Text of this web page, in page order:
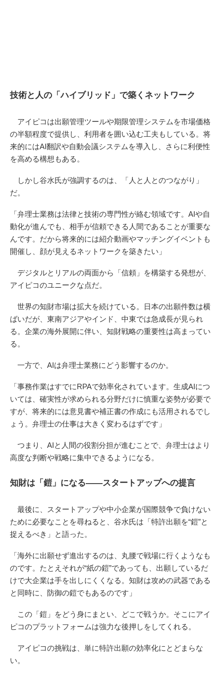
技術と人の「ハイブリッド」で築くネットワーク
アイピコは出願管理ツールや期限管理システムを市場価格
の半額程度で提供し、利用者を囲い込む工夫もしている。将
来的にはAI翻訳や自動会議システムを導入し、さらに利便性
を高める構想もある。
しかし谷水氏が強調するのは、「人と人とのつながり」
だ。
「弁理士業務は法律と技術の専門性が絡む領域です。AIや自
動化が進んでも、相手が信頼できる人間であることが重要な
んです。だから将来的には紹介動画やマッチングイベントも
開催し、顔が見えるネットワークを築きたい」
デジタルとリアルの両面から「信頼」を構築する発想が、
アイピコのユニークな点だ。
世界の知財市場は拡大を続けている。日本の出願件数は横
ばいだが、東南アジアやインド、中東では急成長が見られ
る。企業の海外展開に伴い、知財戦略の重要性は高まってい
る。
一方で、AIは弁理士業務にどう影響するのか。
「事務作業はすでにRPAで効率化されています。生成AIにつ
いては、確実性が求められる分野だけに慎重な姿勢が必要で
すが、将来的には意見書や補正書の作成にも活用されるでし
ょう。弁理士の仕事は大きく変わるはずです」
つまり、AIと人間の役割分担が進むことで、弁理士はより
高度な判断や戦略に集中できるようになる。
知財は「鎧」になる――スタートアップへの提言
最後に、スタートアップや中小企業が国際競争で負けない
ために必要なことを尋ねると、谷水氏は「特許出願を“鎧”と
捉えるべき」と語った。
「海外に出願せず進出するのは、丸腰で戦場に行くようなも
のです。たとえそれが“紙の鎧”であっても、出願しているだ
けで大企業は手を出しにくくなる。知財は攻めの武器である
と同時に、防御の鎧でもあるのです」
この「鎧」をどう身にまとい、どこで戦うか。そこにアイ
ピコのプラットフォームは強力な後押しをしてくれる。
アイピコの挑戦は、単に特許出願の効率化にとどまらな
い。